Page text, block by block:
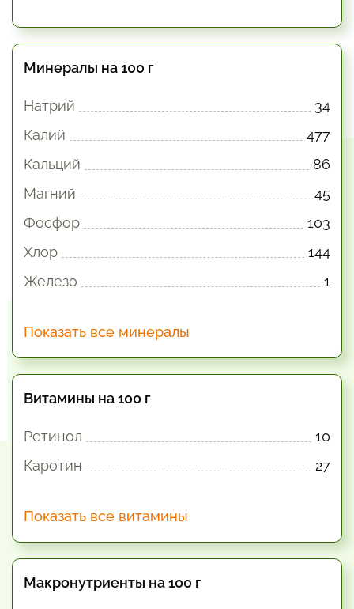
Минералы на 100 г
Натрий
34
Калий
477
Кальций
86
Магний
45
Фосфор
103
Хлор
144
Железо
1
Показать все минералы
Витамины на 100 г
Ретинол
10
Каротин
27
Показать все витамины
Макронутриенты на 100 г